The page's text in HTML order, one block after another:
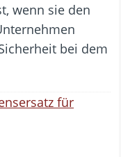
wenn sie den
bei dem